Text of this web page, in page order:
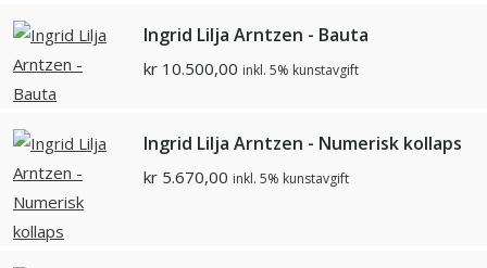
Ingrid Lilja Arntzen - Bauta
kr 10.500,00 inkl. 5% kunstavgift
Ingrid Lilja Arntzen - Numerisk kollaps
kr 5.670,00 inkl. 5% kunstavgift